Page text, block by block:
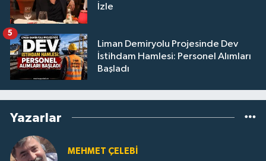
İzle
Liman Demiryolu Projesinde Dev
İstihdam Hamlesi: Personel Alımları
Başladı
5
Yazarlar
MEHMET ÇELEBI